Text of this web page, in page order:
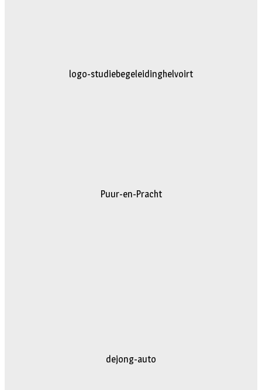
logo-studiebegeleidinghelvoirt
Puur-en-Pracht
dejong-auto